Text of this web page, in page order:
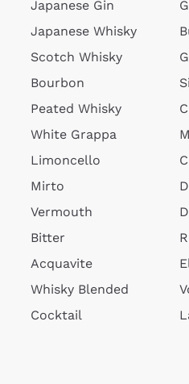
Japanese Gin
Japanese Whisky
Scotch Whisky
Bourbon
Peated Whisky
White Grappa
Limoncello
Mirto
Vermouth
Bitter
Acquavite
Whisky Blended
Cocktail